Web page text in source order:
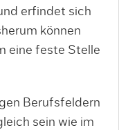
erfindet sich
können
eine feste Stelle
Berufsfeldern
sein wie im